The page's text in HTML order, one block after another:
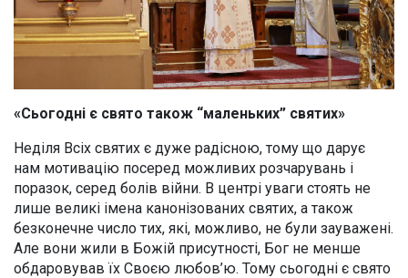
«Сьогодні є свято також “маленьких” святих»
Неділя Всіх святих є дуже радісною, тому що дарує
нам мотивацію посеред можливих розчарувань і
поразок, серед болів війни. В центрі уваги стоять не
лише великі імена канонізованих святих, а також
безконечне число тих, які, можливо, не були зауважені.
Але вони жили в Божій присутності, Бог не менше
обдаровував їх Своєю любов’ю. Тому сьогодні є свято